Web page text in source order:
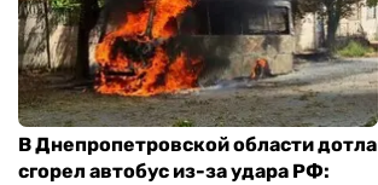
В Днепропетровской области дотла
сгорел автобус из-за удара РФ: